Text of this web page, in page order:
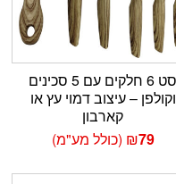
סט 6 חלקים עם 5 סכינים
וקולפן – עיצוב דמוי עץ או
קארבון
₪79 (כולל מע"מ)